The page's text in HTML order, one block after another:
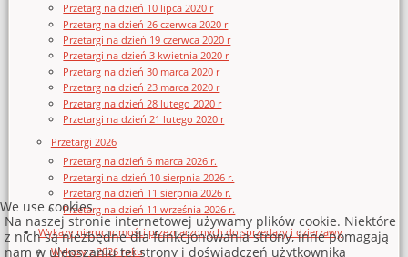
Przetarg na dzień 10 lipca 2020 r
Przetarg na dzień 26 czerwca 2020 r
Przetargi na dzień 19 czerwca 2020 r
Przetargi na dzień 3 kwietnia 2020 r
Przetarg na dzień 30 marca 2020 r
Przetarg na dzień 23 marca 2020 r
Przetarg na dzień 28 lutego 2020 r
Przetargi na dzień 21 lutego 2020 r
Przetargi 2026
Przetarg na dzień 6 marca 2026 r.
Przetargi na dzień 10 sierpnia 2026 r.
Przetarg na dzień 11 sierpnia 2026 r.
Przetarg na dzień 11 września 2026 r.
Wykazy nieruchomości przeznaczonych do sprzedaży i dzierżawy
Wykazy z 2026 roku
We use cookies
Na naszej stronie internetowej używamy plików cookie. Niektóre
z nich są niezbędne dla funkcjonowania strony, inne pomagają
nam w ulepszaniu tej strony i doświadczeń użytkownika